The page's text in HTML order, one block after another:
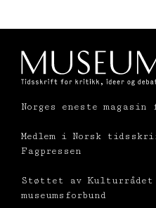
Norges eneste magasin
Medlem i Norsk
Fagpressen
Støttet av Kulturrådet
museumsforbund